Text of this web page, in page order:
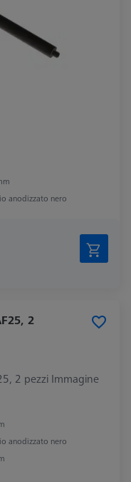
anodizzato nero
2
anodizzato nero